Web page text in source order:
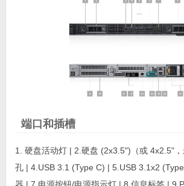
端口和插槽
1. 硬盘活动灯 | 2.硬盘 (2x3.5")（或 4x2.5"
孔 | 4.USB 3.1 (Type C) | 5.USB 3.1x2
器 | 7.电源按钮/电源指示灯 | 8.信息标签 |